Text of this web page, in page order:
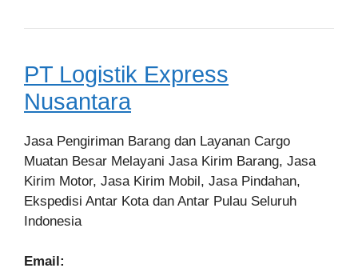
PT Logistik Express
Nusantara
Jasa Pengiriman Barang dan Layanan Cargo
Muatan Besar Melayani Jasa Kirim Barang, Jasa
Kirim Motor, Jasa Kirim Mobil, Jasa Pindahan,
Ekspedisi Antar Kota dan Antar Pulau Seluruh
Indonesia
Email: